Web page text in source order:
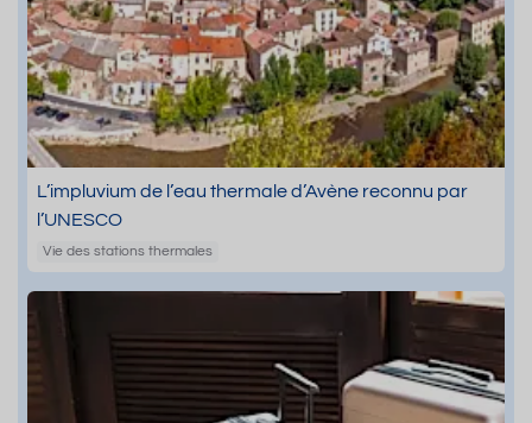
L’impluvium de l’eau thermale d’Avène reconnu par
l’UNESCO
Vie des stations thermales